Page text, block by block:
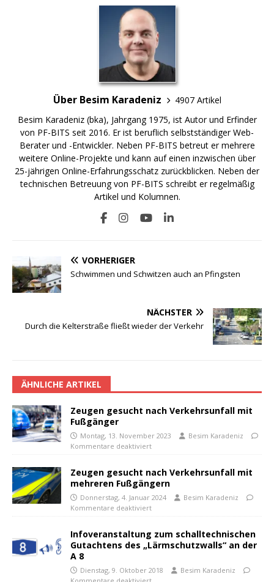
Über Besim Karadeniz
4907 Artikel
Besim Karadeniz (bka), Jahrgang 1975, ist Autor und Erfinder
von PF-BITS seit 2016. Er ist beruflich selbstständiger Web-
Berater und -Entwickler. Neben PF-BITS betreut er mehrere
weitere Online-Projekte und kann auf einen inzwischen über
25-jährigen Online-Erfahrungsschatz zurückblicken. Neben der
technischen Betreuung von PF-BITS schreibt er regelmäßig
Artikel und Kolumnen.
VORHERIGER
Schwimmen und Schwitzen auch an Pfingsten
NÄCHSTER
Durch die Kelterstraße fließt wieder der Verkehr
ÄHNLICHE ARTIKEL
Zeugen gesucht nach Verkehrsunfall mit
Fußgänger
Montag, 13. November 2023
Besim Karadeniz
Kommentare deaktiviert
Zeugen gesucht nach Verkehrsunfall mit
mehreren Fußgängern
Donnerstag, 4. Januar 2024
Besim Karadeniz
Kommentare deaktiviert
Infoveranstaltung zum schalltechnischen
Gutachtens des „Lärmschutzwalls“ an der
A 8
Dienstag, 9. Oktober 2018
Besim Karadeniz